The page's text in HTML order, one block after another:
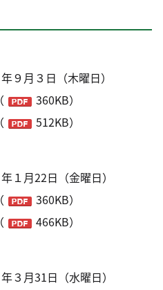
月３日（木曜日）
（
360KB）
（
512KB）
月22日（金曜日）
（
360KB）
（
466KB）
月31日（水曜日）